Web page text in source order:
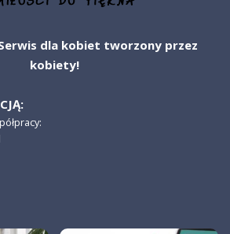
Serwis dla kobiet tworzony przez
kobiety!